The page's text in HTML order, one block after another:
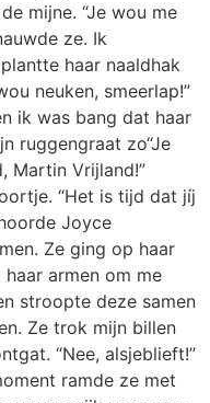
mijne. “Je wou me
ze. Ik
haar naaldhak
neuken, smeerlap!”
ik was bang dat haar
ruggengraat zo“Je
Martin Vrijland!”
“Het is tijd dat jíj
Joyce
Ze ging op haar
armen om me
stroopte deze samen
Ze trok mijn billen
“Nee, alsjeblieft!”
ramde ze met